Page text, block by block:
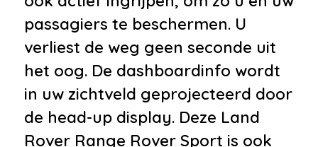
stuurkolom
•Elektrisch verstelbare
voorstoel(en)
•Hoofdsteunen achter
•Lederen stuurwiel
•Lendesteunen (verstelbaar)
passagiers te beschermen. U
verliest de weg geen seconde uit
het oog. De dashboardinfo wordt
in uw zichtveld geprojecteerd door
de head-up display. Deze Land
Rover Range Rover Sport is ook